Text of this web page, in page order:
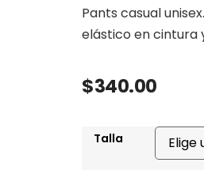
Pants casual
elástico en cintura
$340.00
Talla